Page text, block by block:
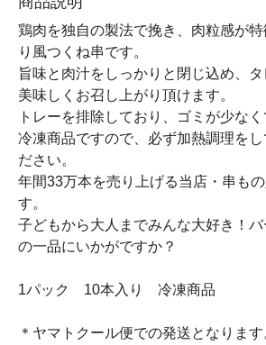
鶏肉を独自の製法で挽き、肉粒感が
り風つくね串です。
旨味と肉汁をしっかりと閉じ込め、
美味しくお召し上がり頂けます。
トレーを排除しており、ゴミが少なく
冷凍商品ですので、必ず加熱調理をし
ださい。
年間33万本を売り上げる当店・串も
す。
子どもから大人までみんな大好き！
の一品にいかがですか？
1パック 10本入り 冷凍商品
＊ヤマトクール便での発送となります